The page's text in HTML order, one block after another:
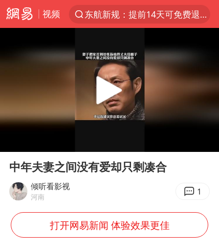
视频
东航新规：提前14天可免费退改签
台风白海豚加强
刘国正说向鹏打得很窝囊
“新疆阿勒泰八月能滑雪”不实
陈幸同晋级WTT横滨冠军赛8强
广东雷州通报特教老师招聘违规事件
Play
中年夫妻之间没有爱却只剩凑合
倾听看影视
河南 1
打开网易新闻 体验效果更佳